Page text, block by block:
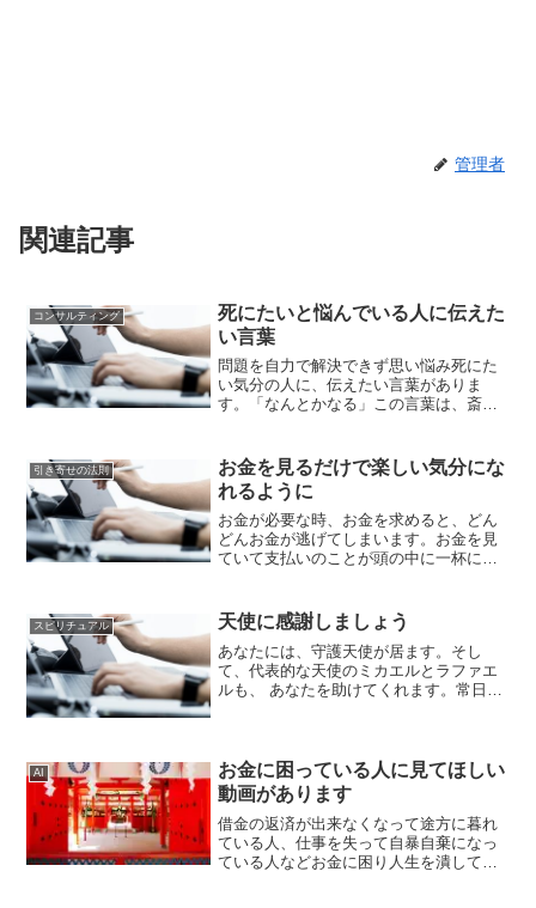
管理者
関連記事
コンサルティング
死にたいと悩んでいる人に伝えた
い言葉
問題を自力で解決できず思い悩み死にた
い気分の人に、伝えたい言葉がありま
す。「なんとかなる」この言葉は、斎藤
のブログの記事も読んでみてください。
本の購入は、こちらからでき...
引き寄せの法則
お金を見るだけで楽しい気分にな
れるように
お金が必要な時、お金を求めると、どん
どんお金が逃げてしまいます。お金を見
ていて支払いのことが頭の中に一杯にな
い、お金があるとワクワクするという感
情を楽しむことが、お金が...
スピリチュアル 天使に感謝しましょう
あなたには、守護天使が居ます。そし
て、代表的な天使のミカエルとラファエ
ルも、 あなたを助けてくれます。常日頃
ミカエル、ラファエルの名...
AI
お金に困っている人に見てほしい
動画があります
借金の返済が出来なくなって途方に暮れ
ている人、仕事を失って自暴自棄になっ
ている人などお金に困り人生を潰してし